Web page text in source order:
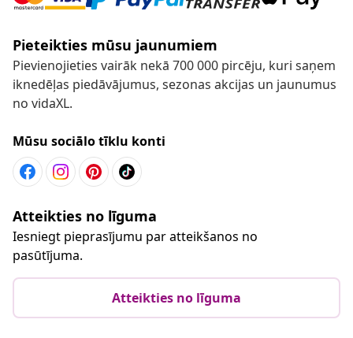
Pieteikties mūsu jaunumiem
Pievienojieties vairāk nekā 700 000 pircēju, kuri saņem
iknedēļas piedāvājumus, sezonas akcijas un jaunumus
no vidaXL.
Mūsu sociālo tīklu konti
Atteikties no līguma
Iesniegt pieprasījumu par atteikšanos no
pasūtījuma.
Atteikties no līguma